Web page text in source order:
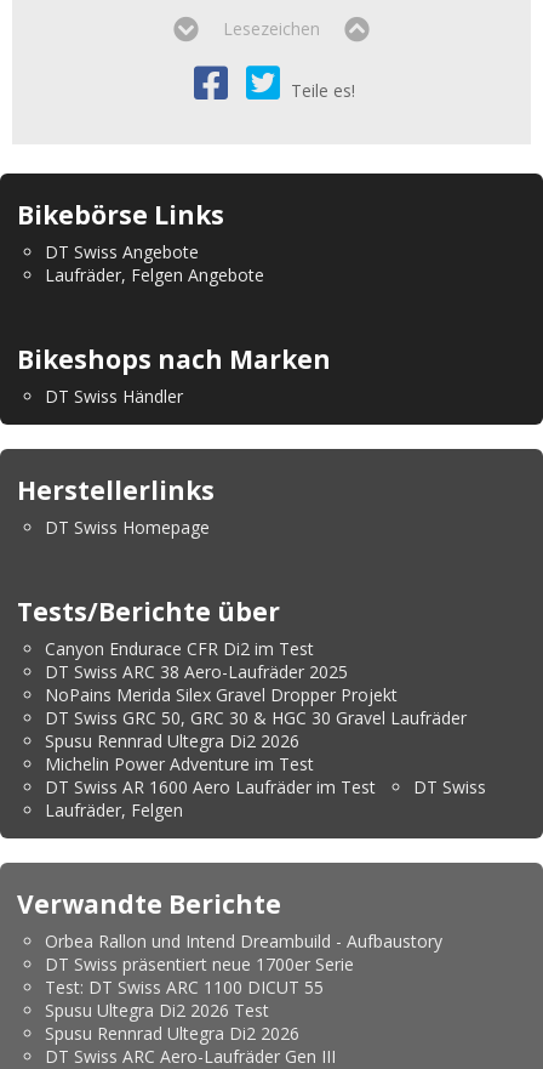
Lesezeichen
Teile es!
Bikebörse Links
DT Swiss Angebote
Laufräder, Felgen Angebote
Bikeshops nach Marken
DT Swiss Händler
Herstellerlinks
DT Swiss Homepage
Tests/Berichte über
Canyon Endurace CFR Di2 im Test
DT Swiss ARC 38 Aero-Laufräder 2025
NoPains Merida Silex Gravel Dropper Projekt
DT Swiss GRC 50, GRC 30 & HGC 30 Gravel Laufräder
Spusu Rennrad Ultegra Di2 2026
Michelin Power Adventure im Test
DT Swiss AR 1600 Aero Laufräder im Test
DT Swiss
Laufräder, Felgen
Verwandte Berichte
Orbea Rallon und Intend Dreambuild - Aufbaustory
DT Swiss präsentiert neue 1700er Serie
Test: DT Swiss ARC 1100 DICUT 55
Spusu Ultegra Di2 2026 Test
Spusu Rennrad Ultegra Di2 2026
DT Swiss ARC Aero-Laufräder Gen III